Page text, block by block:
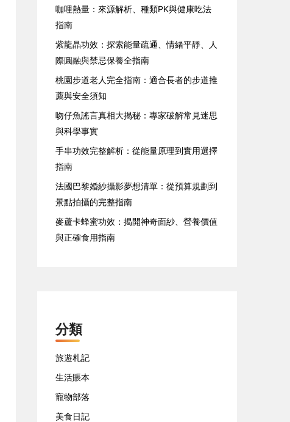
咖哩熱量：來源解析、種類PK與健康吃法
指南
紫龍晶功效：探索能量疏通、情緒平靜、人
際圓融與禁忌保養全指南
桃園步道老人完全指南：適合長者的步道推
薦與安全須知
吻仔魚謠言真相大揭秘：專家破解常見迷思
與科學事實
手串功效完整解析：從能量原理到實用選擇
指南
法國巴黎婚紗攝影夢想清單：從預算規劃到
景點拍攝的完整指南
麥蘆卡蜂蜜功效：揭開神奇面紗、營養價值
與正確食用指南
分類
旅遊札記
生活賬本
寵物部落
美食日記